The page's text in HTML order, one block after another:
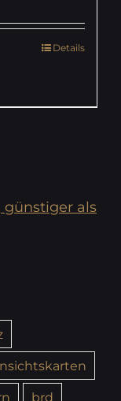
Details
günstiger als
brd